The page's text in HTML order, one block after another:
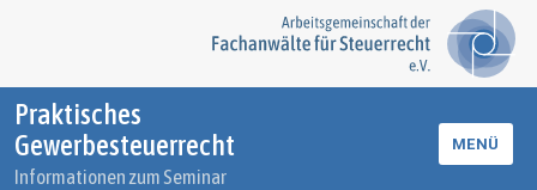
Praktisches
Gewerbesteuerrecht
Informationen zum Seminar
MENÜ